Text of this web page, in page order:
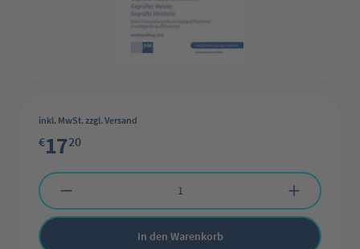
inkl. MwSt. zzgl. Versand
€1720
Produkt Anzahl: Gib den gewünschten Wert ein oder benutze die
In den Warenkorb